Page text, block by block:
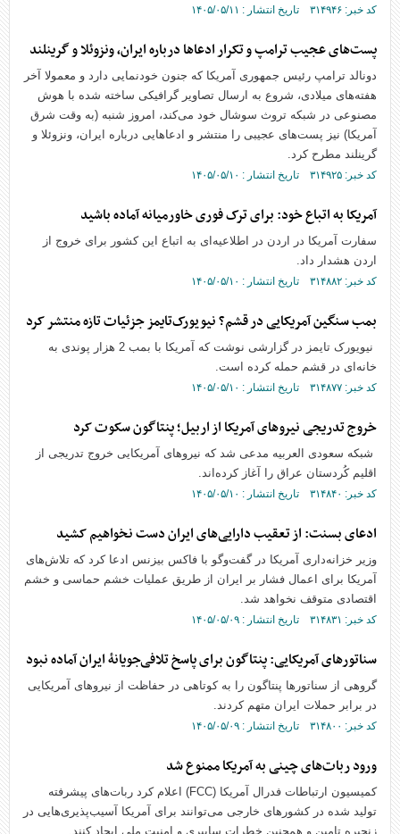
کد خبر: ۳۱۴۹۴۶ تاریخ انتشار : ۱۴۰۵/۰۵/۱۱
پست‌های عجیب ترامپ و تکرار ادعا‌ها درباره ایران، ونزوئلا و گرینلند
دونالد ترامپ رئیس جمهوری آمریکا که جنون خودنمایی دارد و معمولا آخر
هفته‌های میلادی، شروع به ارسال تصاویر گرافیکی ساخته شده با هوش
مصنوعی در شبکه تروث سوشال خود می‌کند، امروز شنبه (به وقت شرق
آمریکا) نیز پست‌های عجیبی را منتشر و ادعا‌هایی درباره ایران، ونزوئلا و
گرینلند مطرح کرد.
کد خبر: ۳۱۴۹۲۵ تاریخ انتشار : ۱۴۰۵/۰۵/۱۰
آمریکا به اتباع خود: برای ترک فوری خاورمیانه آماده باشید
سفارت آمریکا در اردن در اطلاعیه‌ای به اتباع این کشور برای خروج از
اردن هشدار داد.
کد خبر: ۳۱۴۸۸۲ تاریخ انتشار : ۱۴۰۵/۰۵/۱۰
بمب سنگین آمریکایی در قشم؟ نیویورک‌تایمز جزئیات تازه منتشر کرد
نیویورک تایمز در گزارشی نوشت که آمریکا با بمب 2 هزار پوندی به
خانه‌ای در قشم حمله کرده است.
کد خبر: ۳۱۴۸۷۷ تاریخ انتشار : ۱۴۰۵/۰۵/۱۰
خروج تدریجی نیروهای آمریکا از اربیل؛ پنتاگون سکوت کرد
شبکه سعودی العربیه مدعی شد که نیروهای آمریکایی خروج تدریجی از
اقلیم کُردستان عراق را آغاز کرده‌اند.
کد خبر: ۳۱۴۸۴۰ تاریخ انتشار : ۱۴۰۵/۰۵/۱۰
ادعای بسنت: از تعقیب دارایی‌های ایران دست نخواهیم کشید
وزیر خزانه‌داری آمریکا در گفت‌وگو با فاکس بیزنس ادعا کرد که تلاش‌های
آمریکا برای اعمال فشار بر ایران از طریق عملیات خشم حماسی و خشم
اقتصادی متوقف نخواهد شد.
کد خبر: ۳۱۴۸۳۱ تاریخ انتشار : ۱۴۰۵/۰۵/۰۹
سناتورهای آمریکایی: پنتاگون برای پاسخ تلافی‌جویانهٔ ایران آماده نبود
گروهی از سناتورها پنتاگون را به کوتاهی در حفاظت از نیروهای آمریکایی
در برابر حملات ایران متهم کردند.
کد خبر: ۳۱۴۸۰۰ تاریخ انتشار : ۱۴۰۵/۰۵/۰۹
ورود ربات‌های چینی به آمریکا ممنوع شد
کمیسیون ارتباطات فدرال آمریکا (FCC) اعلام کرد ربات‌های پیشرفته
تولید شده در کشور‌های خارجی می‌توانند برای آمریکا آسیب‌پذیری‌هایی در
زنجیره تامین و همچنین خطرات سایبری و امنیت ملی ایجاد کنند.